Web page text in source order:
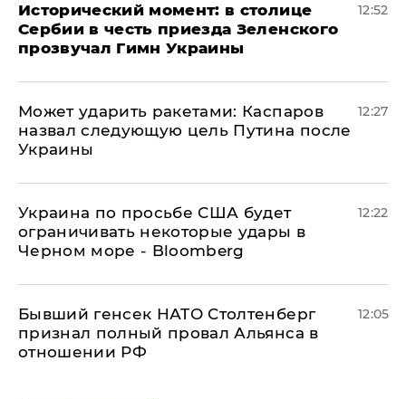
Исторический момент: в столице
Сербии в честь приезда Зеленского
прозвучал Гимн Украины
12:52
Может ударить ракетами: Каспаров
назвал следующую цель Путина после
Украины
12:27
Украина по просьбе США будет
ограничивать некоторые удары в
Черном море - Bloomberg
12:22
Бывший генсек НАТО Столтенберг
признал полный провал Альянса в
отношении РФ
12:05